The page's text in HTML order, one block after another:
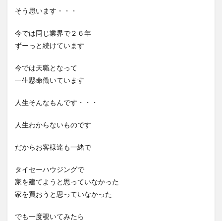
そう思います・・・
今では同じ業界で２６年
ずーっと続けています
今では天職となって
一生懸命働いています
人生そんなもんです・・・
人生わからないものです
だからお客様達も一緒で
タイセーハウジングで
家を建てようと思っていなかった
家を買おうと思っていなかった
でも一度覗いてみたら